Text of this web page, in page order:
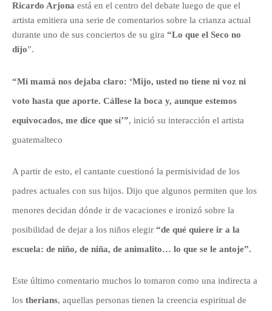
Ricardo Arjona está en el centro del debate luego de que el
artista emitiera una serie de comentarios sobre la crianza actual
durante uno de sus conciertos de su gira “Lo que el Seco no
dijo”.
“Mi mamá nos dejaba claro: ‘Mijo, usted no tiene ni voz ni
voto hasta que aporte. Cállese la boca y, aunque estemos
equivocados, me dice que sí’”, inició su interacción el artista
guatemalteco
A partir de esto, el cantante cuestionó la permisividad de los
padres actuales con sus hijos. Dijo que algunos permiten que los
menores decidan dónde ir de vacaciones e ironizó sobre la
posibilidad de dejar a los niños elegir “de qué quiere ir a la
escuela: de niño, de niña, de animalito… lo que se le antoje”.
Este último comentario muchos lo tomaron como una indirecta a
los therians, aquellas personas tienen la creencia espiritual de